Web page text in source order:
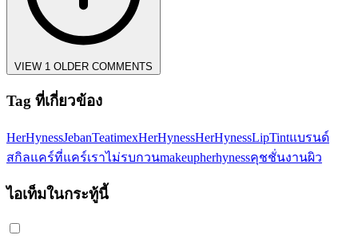
VIEW 1 OLDER COMMENTS
Tag ที่เกี่ยวข้อง
HerHynessJebanTeatimexHerHynessHerHynessLipTintแบรนด์
สกิลแคร์ที่แคร์เราไม่รบกวนmakeupherhynessคุชชั่นงานผิว
ไอเท็มในกระทู้นี้